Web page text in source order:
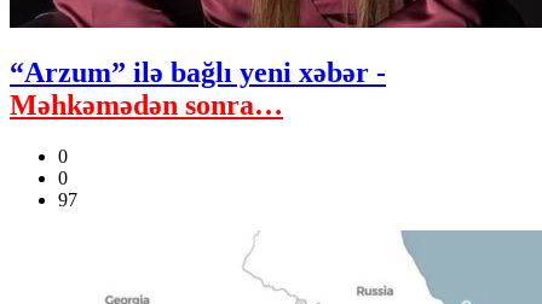
“Arzum” ilə bağlı yeni xəbər -
Məhkəmədən sonra…
0
0
97